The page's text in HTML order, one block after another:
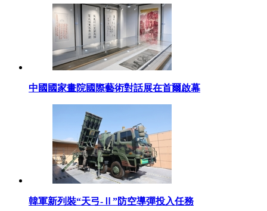
中國國家畫院國際藝術對話展在首爾啟幕
韓軍新列裝“天弓-Ⅱ”防空導彈投入任務